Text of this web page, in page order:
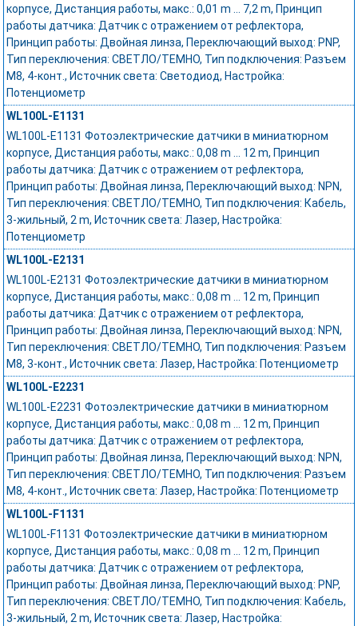
корпусе, Дистанция работы, макс.: 0,01 m ... 7,2 m, Принцип
работы датчика: Датчик с отражением от рефлектора,
Принцип работы: Двойная линза, Переключающий выход: PNP,
Тип переключения: СВЕТЛО/ТЕМНО, Тип подключения: Разъем
M8, 4-конт., Источник света: Светодиод, Настройка:
Потенциометр
WL100L-E1131
WL100L-E1131 Фотоэлектрические датчики в миниатюрном
корпусе, Дистанция работы, макс.: 0,08 m ... 12 m, Принцип
работы датчика: Датчик с отражением от рефлектора,
Принцип работы: Двойная линза, Переключающий выход: NPN,
Тип переключения: СВЕТЛО/ТЕМНО, Тип подключения: Кабель,
3-жильный, 2 m, Источник света: Лазер, Настройка:
Потенциометр
WL100L-E2131
WL100L-E2131 Фотоэлектрические датчики в миниатюрном
корпусе, Дистанция работы, макс.: 0,08 m ... 12 m, Принцип
работы датчика: Датчик с отражением от рефлектора,
Принцип работы: Двойная линза, Переключающий выход: NPN,
Тип переключения: СВЕТЛО/ТЕМНО, Тип подключения: Разъем
M8, 3-конт., Источник света: Лазер, Настройка: Потенциометр
WL100L-E2231
WL100L-E2231 Фотоэлектрические датчики в миниатюрном
корпусе, Дистанция работы, макс.: 0,08 m ... 12 m, Принцип
работы датчика: Датчик с отражением от рефлектора,
Принцип работы: Двойная линза, Переключающий выход: NPN,
Тип переключения: СВЕТЛО/ТЕМНО, Тип подключения: Разъем
M8, 4-конт., Источник света: Лазер, Настройка: Потенциометр
WL100L-F1131
WL100L-F1131 Фотоэлектрические датчики в миниатюрном
корпусе, Дистанция работы, макс.: 0,08 m ... 12 m, Принцип
работы датчика: Датчик с отражением от рефлектора,
Принцип работы: Двойная линза, Переключающий выход: PNP,
Тип переключения: СВЕТЛО/ТЕМНО, Тип подключения: Кабель,
3-жильный, 2 m, Источник света: Лазер, Настройка: